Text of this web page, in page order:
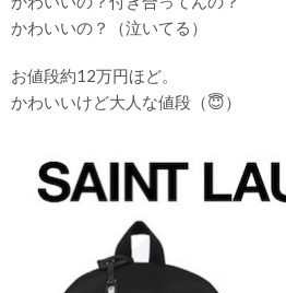
かわいいの？（泣いてる）
お値段約12万円ほど。
かわいいけど大人な値段（😇）